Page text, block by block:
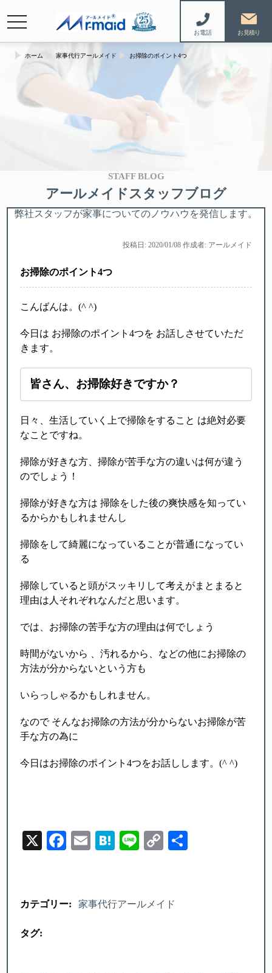
お電話
navigation
STAFF BLOG
アールメイドスタッフブログ
弊社スタッフが家事についてのノウハウを発信します。
ホーム 家事代行アールメイド お掃除のポイント4つ
投稿日: 2020/01/08 作成者: アールメイド
お掃除のポイント4つ
こんばんは。(^ ^)
今日は お掃除のポイント4つを お話しさせていただ
きます。
皆さん、お掃除好きですか？
日々、生活していく上で掃除をすること は絶対必要
なことですね。
掃除が好きな方、掃除が苦手な方の違いは何が違う
のでしょう！
掃除が好きな方は 掃除をした後の爽快感を知ってい
るからかもしれませんし
掃除をして綺麗になっていることが普通になってい
る
掃除していると頭がスッキリして考えがまとまると
理由は人それぞれなんだと思います。
では、お掃除の苦手な方の理由は何でしょう
時間がないから 、汚れるから、などの他にお掃除の
方法が分からないという方も
いらっしゃるかもしれません。
なので そんなお掃除の方法が分からないお掃除が苦
手な方の為に
今日はお掃除のポイント4つをお話しします。(^ ^)
X Facebook
EmailHatenaLineCopy
カテゴリー: 家事代行アールメイド
タグ: